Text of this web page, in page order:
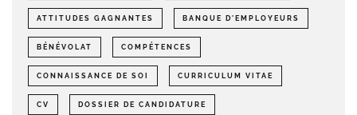
ATTITUDES GAGNANTES BANQUE D'EMPLOYEURS
BÉNÉVOLAT COMPÉTENCES
CONNAISSANCE DE SOI CURRICULUM VITAE
CV DOSSIER DE CANDIDATURE